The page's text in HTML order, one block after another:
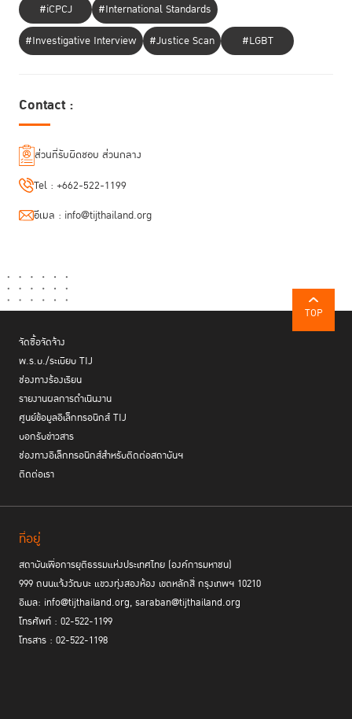
การจัดงานในครั้งนี้ เป็นการรวมพลังของจิตอาสากระทรวงยุติธรรมเพื่อ
ถ่ายทอดภารกิจ และบทบาทหน้าที่ของหน่วยงานในสังกัดกระทรวงยุติธรรม
เพื่อให้กลุ่มเครือข่ายภาคประชาชนในพื้นที่จังหวัดนครปฐม ได้นำความรู้จาก
หน่วยงานต่างๆภายในกระทรวงยุติธรรมไปขยายผลให้ประชาชนรับทราบถึง
สิทธิและสามารถเข้าถึงงานบริการและองค์ความรู้ของกระทรวงยุติธรรมต่อไป
#iCPCJ
#International Standards
#Investigative Interview
#Justice Scan #LGBT
Contact :
ส่วนที่รับผิดชอบ ส่วนกลาง
Tel : +662-522-1199
อีเมล : info@tijthailand.org
TOP
จัดซื้อจัดจ้าง
พ.ร.บ./ระเบียบ TIJ
ช่องทางร้องเรียน
รายงานผลการดำเนินงาน
ศูนย์ข้อมูลอิเล็กทรอนิกส์ TIJ
บอกรับข่าวสาร
ช่องทางอิเล็กทรอนิกส์สำหรับติดต่อสถาบันฯ
ติดต่อเรา
ที่อยู่
สถาบันเพื่อการยุติธรรมแห่งประเทศไทย (องค์การมหาชน)
999 ถนนแจ้งวัฒนะ แขวงทุ่งสองห้อง เขตหลักสี่ กรุงเทพฯ 10210
อีเมล: info@tijthailand.org, saraban@tijthailand.org
โทรศัพท์ : 02-522-1199
โทรสาร : 02-522-1198